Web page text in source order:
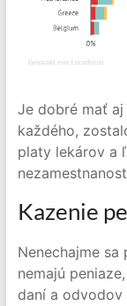
Je dobré mať
každého,
platy lekárov a
Kazenie
Nenechajme
nemajú
daní a